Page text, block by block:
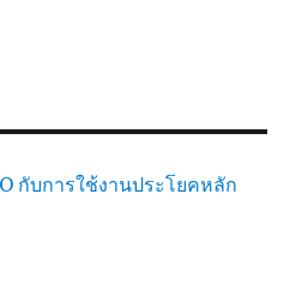
กับการใช้งานประโยคหลัก